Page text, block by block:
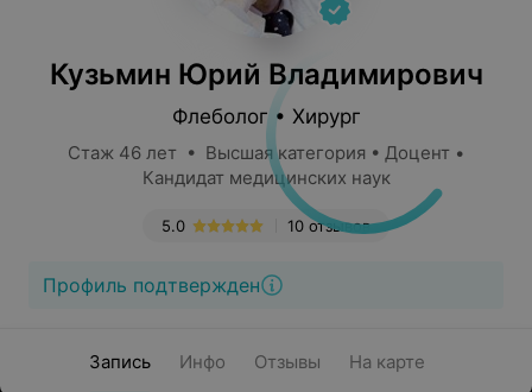
Кузьмин Юрий Владимирович
Флеболог • Хирург
Стаж 46 лет • Высшая категория • Доцент •
Кандидат медицинских наук
10 отзывов
5.0
Профиль подтвержден
Запись Инфо Отзывы На карте